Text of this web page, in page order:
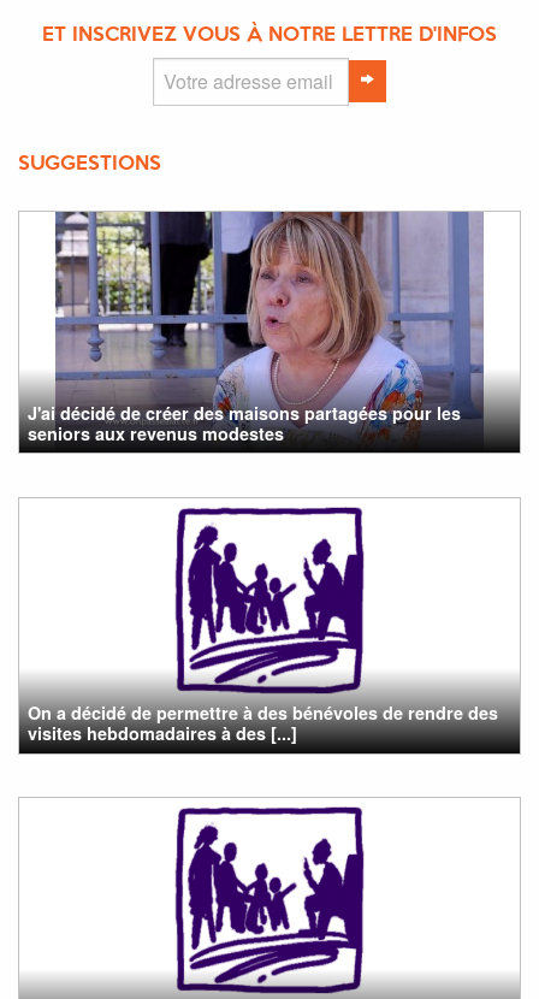
ET INSCRIVEZ VOUS À NOTRE LETTRE D'INFOS
SUGGESTIONS
J'ai décidé de créer des maisons partagées pour les
seniors aux revenus modestes
On a décidé de permettre à des bénévoles de rendre des
visites hebdomadaires à des [...]